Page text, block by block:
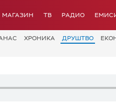
МАГАЗИН ТВ РАДИО
ХРОНИКА ДРУШТВО